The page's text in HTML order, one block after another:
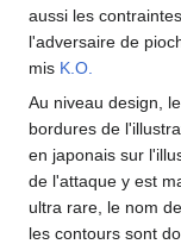
aussi les
l'adversaire de
mis K.O.
Au niveau design,
bordures de
en japonais sur
de l'attaque y est
ultra rare, le nom
les contours sont